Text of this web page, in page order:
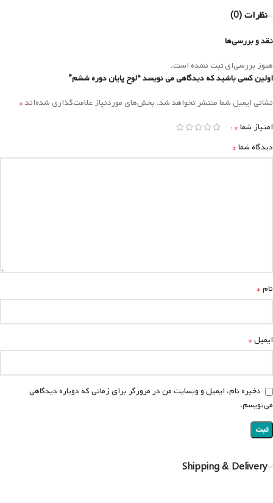
نظرات (0)
نقد و بررسی‌ها
هنوز بررسی‌ای ثبت نشده است.
اولین کسی باشید که دیدگاهی می نویسد “لوح پایان دوره ششم”
نشانی ایمیل شما منتشر نخواهد شد. بخش‌های موردنیاز علامت‌گذاری شده‌اند*
امتیاز شما*
دیدگاه شما*
نام*
ایمیل*
ذخیره نام، ایمیل و وبسایت من در مرورگر برای زمانی که دوباره دیدگاهی
می‌نویسم.
Shipping & Delivery